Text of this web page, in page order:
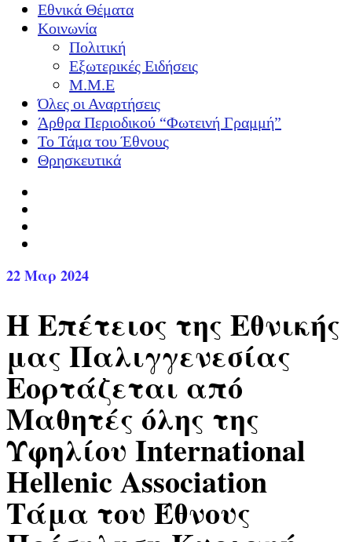
Εθνικά Θέματα
Κοινωνία
Πολιτική
Εξωτερικές Ειδήσεις
Μ.Μ.Ε
Όλες οι Αναρτήσεις
Άρθρα Περιοδικού “Φωτεινή Γραμμή”
Το Τάμα του Έθνους
Θρησκευτικά
22Μαρ 2024
Η Επέτειος της Εθνικής
μας Παλιγγενεσίας
Εορτάζεται από
Μαθητές όλης της
Υφηλίου International
Hellenic Association
Τάμα του Έθνους